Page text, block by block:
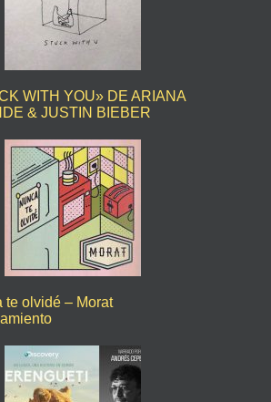
WITH YOU» DE ARIANA
& JUSTIN BIEBER
te olvidé – Morat